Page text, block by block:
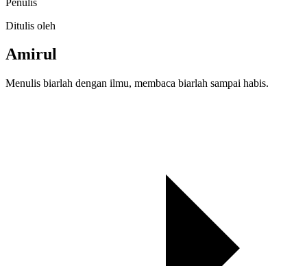
Ditulis oleh
Amirul
Menulis biarlah dengan ilmu, membaca biarlah sampai habis.